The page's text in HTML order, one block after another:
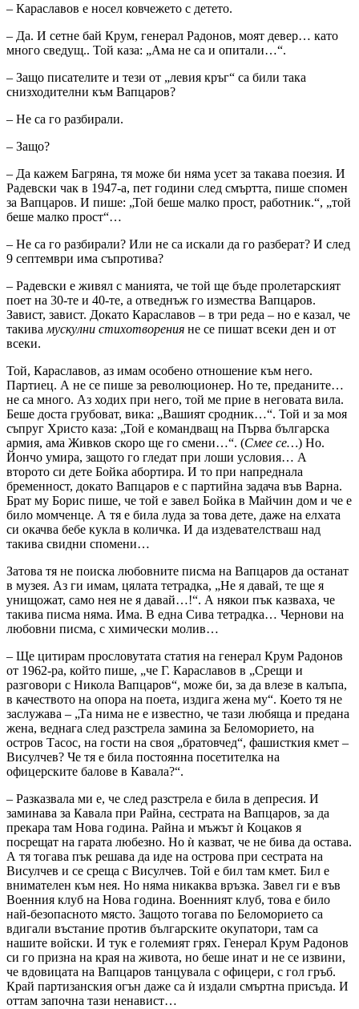
– Караславов е носел ковчежето с детето.
– Да. И сетне бай Крум, генерал Радонов, моят девер… като
много сведущ.. Той каза: „Ама не са и опитали…“.
– Защо писателите и тези от „левия кръг“ са били така
снизходителни към Вапцаров?
– Не са го разбирали.
– Защо?
– Да кажем Багряна, тя може би няма усет за такава поезия. И
Радевски чак в 1947-а, пет години след смъртта, пише спомен
за Вапцаров. И пише: „Той беше малко прост, работник.“, „той
беше малко прост“…
– Не са го разбирали? Или не са искали да го разберат? И след
9 септември има съпротива?
– Радевски е живял с манията, че той ще бъде пролетарският
поет на 30-те и 40-те, а отведнъж го измества Вапцаров.
Завист, завист. Докато Караславов – в три реда – но е казал, че
такива мускулни стихотворения не се пишат всеки ден и от
всеки.
Той, Караславов, аз имам особено отношение към него.
Партиец. А не се пише за революционер. Но те, преданите…
не са много. Аз ходих при него, той ме прие в неговата вила.
Беше доста грубоват, вика: „Вашият сродник…“. Той и за моя
съпруг Христо каза: „Той е командващ на Първа българска
армия, ама Живков скоро ще го смени…“. (Смее се…) Но.
Йончо умира, защото го гледат при лоши условия… А
второто си дете Бойка абортира. И то при напреднала
бременност, докато Вапцаров е с партийна задача във Варна.
Брат му Борис пише, че той е завел Бойка в Майчин дом и че е
било момченце. А тя е била луда за това дете, даже на елхата
си окачва бебе кукла в количка. И да издевателстваш над
такива свидни спомени…
Затова тя не поиска любовните писма на Вапцаров да останат
в музея. Аз ги имам, цялата тетрадка, „Не я давай, те ще я
унищожат, само нея не я давай…!“. А някои пък казваха, че
такива писма няма. Има. В една Сива тетрадка… Чернови на
любовни писма, с химически молив…
– Ще цитирам прословутата статия на генерал Крум Радонов
от 1962-ра, който пише, „че Г. Караславов в „Срещи и
разговори с Никола Вапцаров“, може би, за да влезе в калъпа,
в качеството на опора на поета, издига жена му“. Което тя не
заслужава – „Та нима не е известно, че тази любяща и предана
жена, веднага след разстрела замина за Беломорието, на
остров Тасос, на гости на своя „братовчед“, фашисткия кмет –
Висулчев? Че тя е била постоянна посетителка на
офицерските балове в Кавала?“.
– Разказвала ми е, че след разстрела е била в депресия. И
заминава за Кавала при Райна, сестрата на Вапцаров, за да
прекара там Нова година. Райна и мъжът ѝ Коцаков я
посрещат на гарата любезно. Но ѝ казват, че не бива да остава.
А тя тогава пък решава да иде на острова при сестрата на
Висулчев и се среща с Висулчев. Той е бил там кмет. Бил е
внимателен към нея. Но няма никаква връзка. Завел ги е във
Военния клуб на Нова година. Военният клуб, това е било
най-безопасното място. Защото тогава по Беломорието са
вдигали въстание против българските окупатори, там са
нашите войски. И тук е големият грях. Генерал Крум Радонов
си го призна на края на живота, но беше инат и не се извини,
че вдовицата на Вапцаров танцувала с офицери, с гол гръб.
Край партизанския огън даже са ѝ издали смъртна присъда. И
оттам започна тази ненавист…